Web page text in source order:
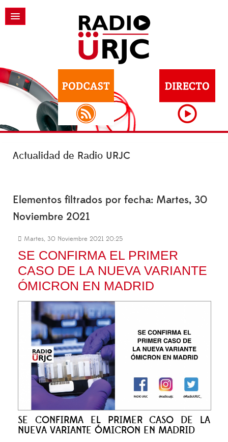
Actualidad de Radio URJC
Elementos filtrados por fecha: Martes, 30
Noviembre 2021
Martes, 30 Noviembre 2021 20:25
SE CONFIRMA EL PRIMER
CASO DE LA NUEVA VARIANTE
ÓMICRON EN MADRID
SE CONFIRMA EL PRIMER CASO DE LA
NUEVA VARIANTE ÓMICRON EN MADRID